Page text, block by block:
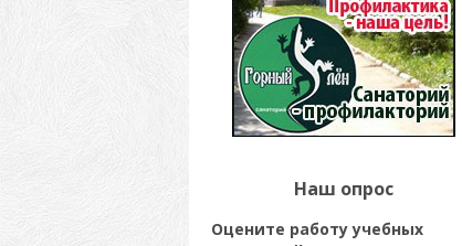
Наш опрос
Оцените работу учебных